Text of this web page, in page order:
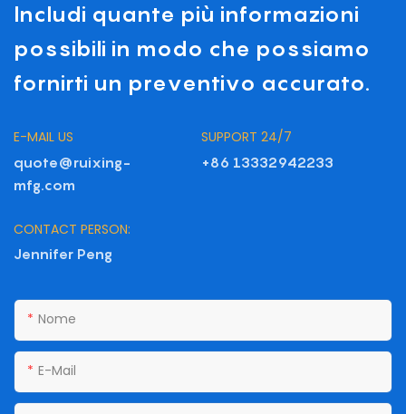
Includi quante più informazioni
possibili in modo che possiamo
fornirti un preventivo accurato.
E-MAIL US
quote@ruixing-
mfg.com
SUPPORT 24/7
+86 13332942233
CONTACT PERSON:
Jennifer Peng
Nome
E-Mail